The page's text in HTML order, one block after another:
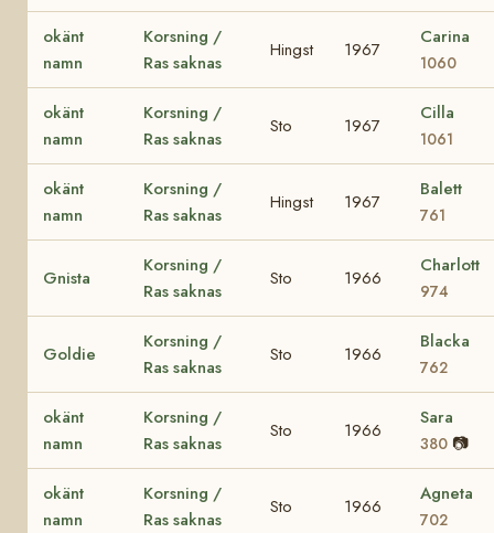
okänt
namn
Korsning /
Ras saknas
Hingst 1967
Carina
1060
okänt
namn
Korsning /
Ras saknas
Sto 1967
Cilla
1061
okänt
namn
Korsning /
Ras saknas
Hingst 1967
Balett
761
Gnista
Korsning /
Ras saknas
Sto 1966
Charlott
974
Goldie
Korsning /
Ras saknas
Sto 1966
Blacka
762
okänt
namn
Korsning /
Ras saknas
Sto 1966
Sara
380 📷
okänt
namn
Korsning /
Ras saknas
Sto 1966
Agneta
702